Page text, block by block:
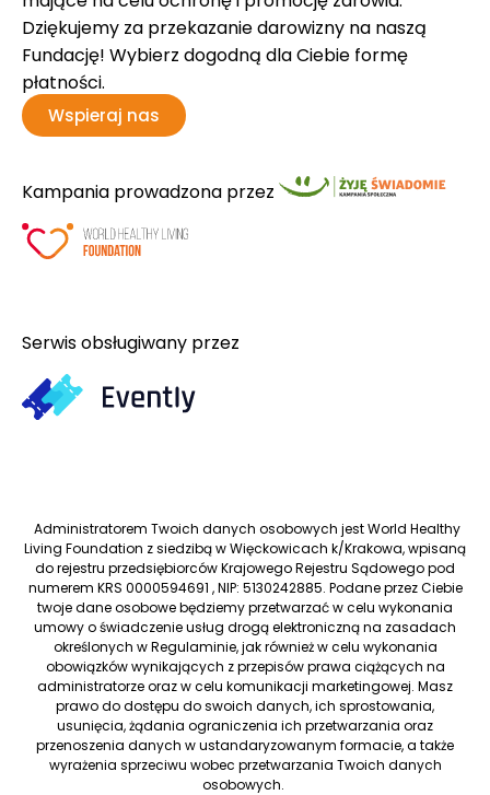
Dziękujemy za przekazanie darowizny na naszą
Fundację! Wybierz dogodną dla Ciebie formę
płatności.
Wspieraj nas
Kampania prowadzona przez
Serwis obsługiwany przez
Administratorem Twoich danych osobowych jest World Healthy
Living Foundation z siedzibą w Więckowicach k/Krakowa, wpisaną
do rejestru przedsiębiorców Krajowego Rejestru Sądowego pod
numerem KRS 0000594691 , NIP: 5130242885. Podane przez Ciebie
twoje dane osobowe będziemy przetwarzać w celu wykonania
umowy o świadczenie usług drogą elektroniczną na zasadach
określonych w Regulaminie, jak również w celu wykonania
obowiązków wynikających z przepisów prawa ciążących na
administratorze oraz w celu komunikacji marketingowej. Masz
prawo do dostępu do swoich danych, ich sprostowania,
usunięcia, żądania ograniczenia ich przetwarzania oraz
przenoszenia danych w ustandaryzowanym formacie, a także
wyrażenia sprzeciwu wobec przetwarzania Twoich danych
osobowych.